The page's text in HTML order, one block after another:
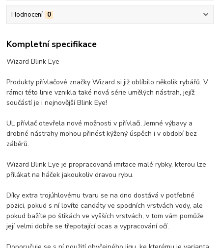
Hodnocení 0
Kompletní specifikace
Wizard Blink Eye
Produkty přívlačové značky Wizard si již oblíbilo několik rybářů. V
rámci této linie vznikla také nová série umělých nástrah, jejíž
součástí je i nejnovější Blink Eye!
UL přívlač otevřela nové možnosti v přívlači. Jemné výbavy a
drobné nástrahy mohou přinést kýžený úspěch i v období bez
záběrů.
Wizard Blink Eye je propracovaná imitace malé rybky, kterou lze
přilákat na háček jakoukoliv dravou rybu.
Díky extra trojúhlovému tvaru se na dno dostává v potřebné
pozici, pokud s ní lovíte candáty ve spodních vrstvách vody, ale
pokud bažíte po štikách ve vyšších vrstvách, v tom vám pomůže
její velmi dobře se třepotající ocas a vypracování očí.